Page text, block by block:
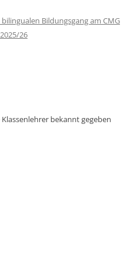
Bildungsgang am CMG
26
bekannt gegeben